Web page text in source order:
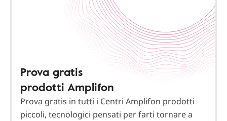
Prova gratis
prodotti Amplifon
Prova gratis in tutti i Centri Amplifon prodotti
piccoli, tecnologici pensati per farti tornare a